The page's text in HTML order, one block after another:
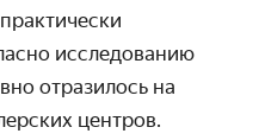
исследованию
отразилось на
центров.